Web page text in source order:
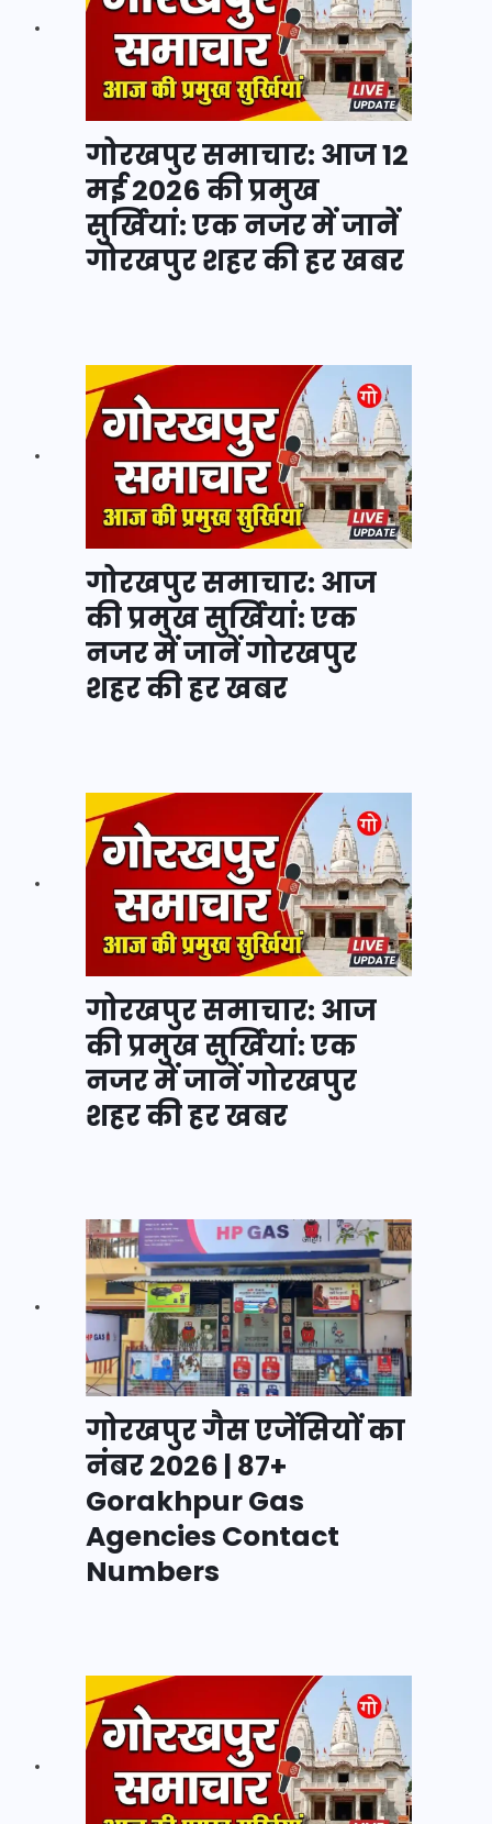
गोरखपुर समाचार: आज 12
मई 2026 की प्रमुख
सुर्खियां: एक नजर में जानें
गोरखपुर शहर की हर खबर
गोरखपुर समाचार: आज
की प्रमुख सुर्खियां: एक
नजर में जानें गोरखपुर
शहर की हर खबर
गोरखपुर समाचार: आज
की प्रमुख सुर्खियां: एक
नजर में जानें गोरखपुर
शहर की हर खबर
गोरखपुर गैस एजेंसियों का
नंबर 2026 | 87+
Gorakhpur Gas
Agencies Contact
Numbers